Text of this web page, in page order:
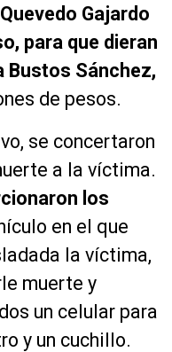
Gajardo
para que dieran
Bustos Sánchez,
de pesos.
se concertaron
a la víctima.
los
en el que
la víctima,
muerte y
un celular para
y un cuchillo.